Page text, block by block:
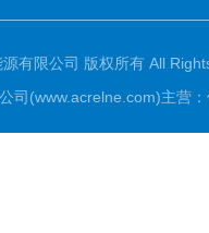
有限公司 版权所有 All
司(www.acrelne.com)主营